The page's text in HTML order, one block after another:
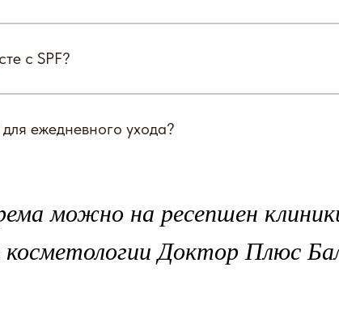
с SPF?
ежедневного ухода?
можно на ресепшен
косметологии Доктор Плюс